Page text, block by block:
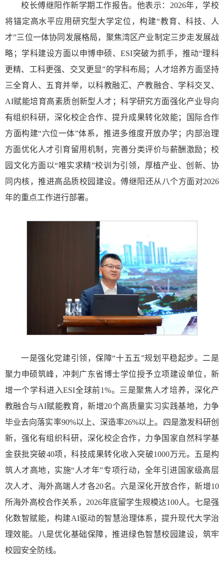
校长傅继阳作新学期工作报告。他表示：2026年，学校
将锚定高水平应用研究型大学定位，构建“教育、科技、人
才”三位一体协同发展格局，聚焦湾区产业制定三步走发展战
略；学科建设方面以申博申硕、ESI突破为抓手，推动“理科
更精、工科更强、交叉更显”的学科布局；人才培养方面坚持
三全育人、五育并举，以科教融汇、产教融合、学科交叉、
AI赋能培育高素质创新型人才；科学研究方面强化产业导向
有组织科研，深化校企合作、提升成果转化效能；国际合作
方面构建“六位一体”体系，推进多维度开放办学；内部治理
方面优化人才引育留用机制，完善分类评价与薪酬激励；校
园文化方面以“唯实求精”校训为引领，厚植产业、创新、协
同内核，推进高品质校园建设。傅继阳还从八个方面对2026
年的重点工作进行部署。
一是强化党建引领，保障“十五五”规划平稳起步。二是
聚力申硕筑峰，冲刺广东省博士学位授予立项建设单位，新
增一个学科进入ESI全球前1%。三是聚焦人才培养，深化产
教融合与AI赋能教育，新增20个高质量实习实践基地，力争
毕业去向落实率90%以上、深造率26%以上。四是激发科研创
新，强化有组织科研，深化校企合作，力争国家自然科学基
金获批突破40项，科技成果转化收入突破1000万元。五是构
筑人才高地，实施“人才年”专项行动，全年引进国家级高层
次人才、海外高端人才各20名。六是深化开放合作，新增10
所海外高校合作关系，2026年底留学生规模达100人。七是强
化数智赋能，构建AI驱动的智慧治理体系，提升现代大学治
理效能。八是优化基础保障，推进绿色智慧校园建设，筑牢
校园安全防线。